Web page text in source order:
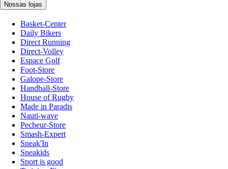
Nossas lojas
Basket-Center
Daily Bikers
Direct Running
Direct-Volley
Espace Golf
Foot-Store
Galope-Store
Handball-Store
House of Rugby
Made in Paradis
Nauti-wave
Pecheur-Store
Smash-Expert
Sneak'In
Sneakids
Sport is good